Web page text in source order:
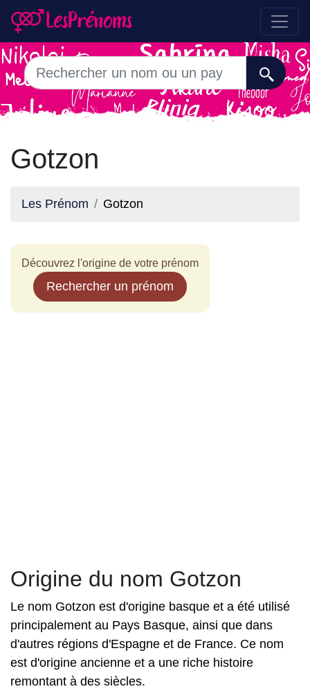
Gotzon
Les Prénom Gotzon
Découvrez l'origine de votre prénom
Rechercher un prénom
Origine du nom Gotzon
Le nom Gotzon est d'origine basque et a été utilisé
principalement au Pays Basque, ainsi que dans
d'autres régions d'Espagne et de France. Ce nom
est d'origine ancienne et a une riche histoire
remontant à des siècles.